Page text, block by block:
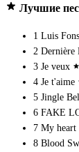
Лучшие
1 Luis
2 Dernière
3 Je veux
4 Je t'aime
5 Jingle
6 FAKE
7 My
8 Blood